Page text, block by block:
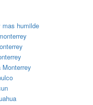
mas humilde
Monterrey